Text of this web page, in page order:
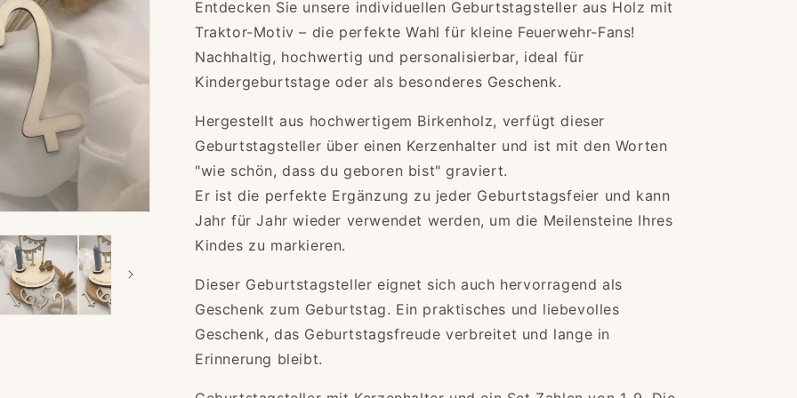
Holz
für
–
Einzigartige
zum
Kindergeburtstag
&quot;Traktor&quot;
Holz
für
Kinder
–
Einzigartige
zum
Kindergeburtstag
&quot;Traktor&quot;
Entdecken Sie unsere individuellen Geburtstagsteller aus Holz mit
Traktor-Motiv – die perfekte Wahl für kleine Feuerwehr-Fans!
Nachhaltig, hochwertig und personalisierbar, ideal für
Kindergeburtstage oder als besonderes Geschenk.
Hergestellt aus hochwertigem Birkenholz, verfügt dieser
Geburtstagsteller über einen Kerzenhalter und ist mit den Worten
"wie schön, dass du geboren bist" graviert.
Er ist die perfekte Ergänzung zu jeder Geburtstagsfeier und kann
Jahr für Jahr wieder verwendet werden, um die Meilensteine Ihres
Kindes zu markieren.
Dieser Geburtstagsteller eignet sich auch hervorragend als
Geschenk zum Geburtstag. Ein praktisches und liebevolles
Geschenk, das Geburtstagsfreude verbreitet und lange in
Erinnerung bleibt.